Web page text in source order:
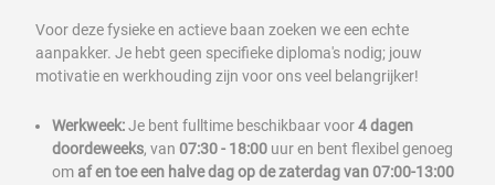
Voor deze fysieke en actieve baan zoeken we een echte
aanpakker. Je hebt geen specifieke diploma's nodig; jouw
motivatie en werkhouding zijn voor ons veel belangrijker!
Werkweek:Je bent fulltime beschikbaar voor4 dagen
doordeweeks, van 07:30 - 18:00 uur en bent flexibel genoeg
om af en toe een halve dag op de zaterdag van 07:00-13:00